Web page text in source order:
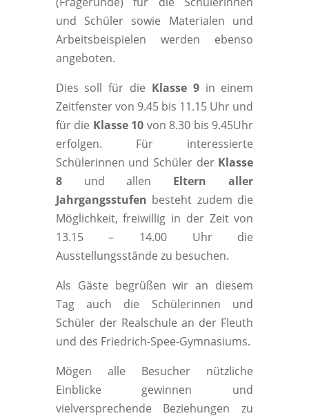
und Schüler sowie Materialen und
Arbeitsbeispielen werden ebenso
angeboten.
Dies soll für die Klasse 9in einem
Zeitfenster von 9.45 bis 11.15 Uhr und
für die Klasse 10 von 8.30 bis 9.45Uhr
erfolgen. Für interessierte
Schülerinnen und Schüler der Klasse
8und allen Eltern aller
Jahrgangsstufen besteht zudem die
Möglichkeit, freiwillig in der Zeit von
13.15 – 14.00 Uhr die
Ausstellungsstände zu besuchen.
Als Gäste begrüßen wir an diesem
Tag auch die Schülerinnen und
Schüler der Realschule an der Fleuth
und des Friedrich-Spee-Gymnasiums.
Mögen alle Besucher nützliche
Einblicke gewinnen und
vielversprechende Beziehungen zu